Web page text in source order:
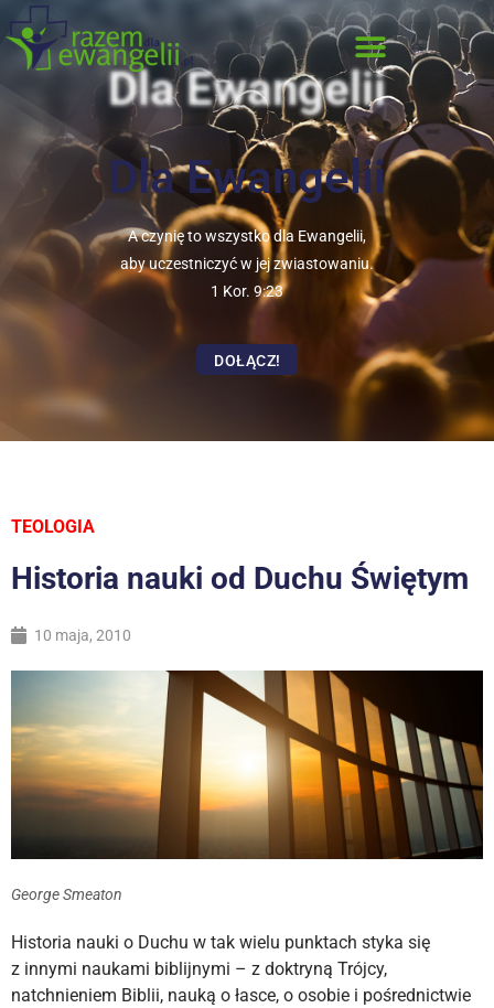
Dla Ewangelii
Dla Ewangelii
A czynię to wszystko dla Ewangelii,
aby uczestniczyć w jej zwiastowaniu.
1 Kor. 9:23
DOŁĄCZ!
TEOLOGIA
Historia nauki od Duchu Świętym
10 maja, 2010
George Smeaton
Historia nauki o Duchu w tak wielu punktach styka się
z innymi naukami biblijnymi – z doktryną Trójcy,
natchnieniem Biblii, nauką o łasce, o osobie i pośrednictwie